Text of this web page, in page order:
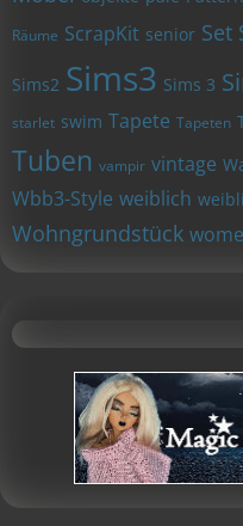
Räume ScrapKit senior Set
Sims2 Sims3 Sims 3
starlet swim Tapete Tapeten
Tuben vampir vintage
Wbb3-Style weiblich
Wohngrundstück